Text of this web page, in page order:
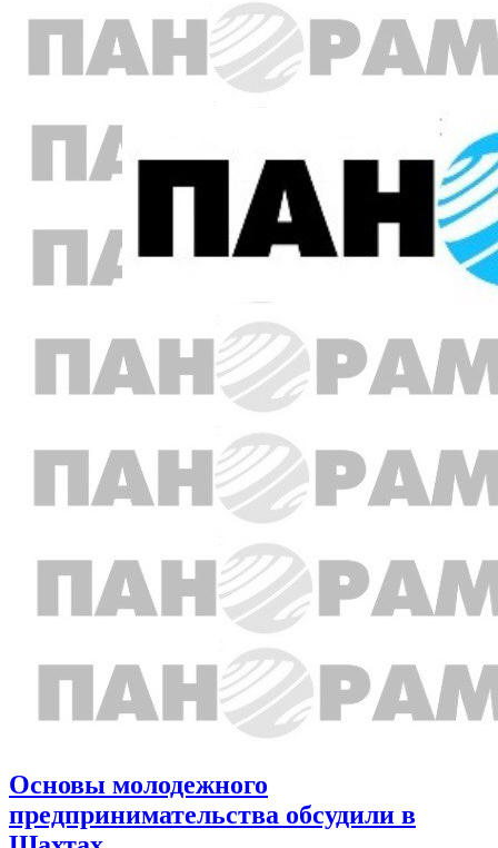
Основы молодежного
предпринимательства обсудили в